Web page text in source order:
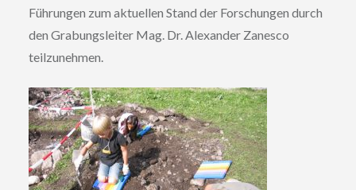
Führungen zum aktuellen Stand der Forschungen durch
den Grabungsleiter Mag. Dr. Alexander Zanesco
teilzunehmen.